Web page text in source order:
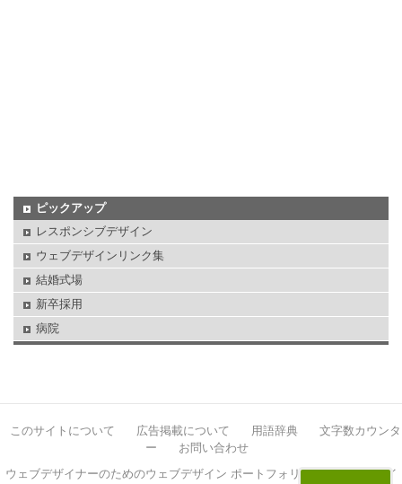
ピックアップ
レスポンシブデザイン
ウェブデザインリンク集
結婚式場
新卒採用
病院
このサイトについて 広告掲載について 用語辞典
文字数カウンタ
ー
お問い合わせ
ウェブデザイナーのためのウェブデザイン ポートフォリオサイト イケサイ